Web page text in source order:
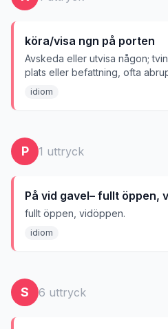
köra/visa ngn på porten
Avskeda eller utvisa någon;
plats eller befattning, ofta
idiom
P 1 uttryck
På vid gavel– fullt öppen,
fullt öppen, vidöppen.
idiom
S 6 uttryck